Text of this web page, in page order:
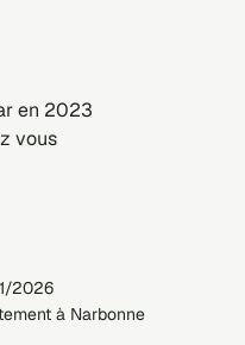
en 2023
vous
2026
à Narbonne